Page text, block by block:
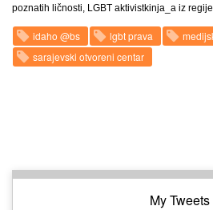
poznatih ličnosti, LGBT aktivistkinja_a iz
idaho @bs lgbt prava
sarajevski otvoreni centar
My Tweets